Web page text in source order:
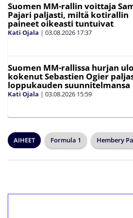
Suomen MM-rallin voittaja
Pajari paljasti, miltä kotirallin
paineet oikeasti tuntuivat
Kati Ojala | 03.08.2026 17:37
Suomen MM-rallissa hurjan
kokenut Sebastien Ogier
loppukauden suunnitelmansa
Kati Ojala | 03.08.2026 15:59
AIHEET Formula 1 Hembery